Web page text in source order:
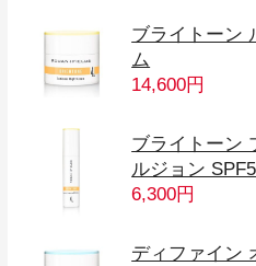
ブライトーン
ム
14,600円
ブライトーン
ルジョン
6,300円
ディファイン